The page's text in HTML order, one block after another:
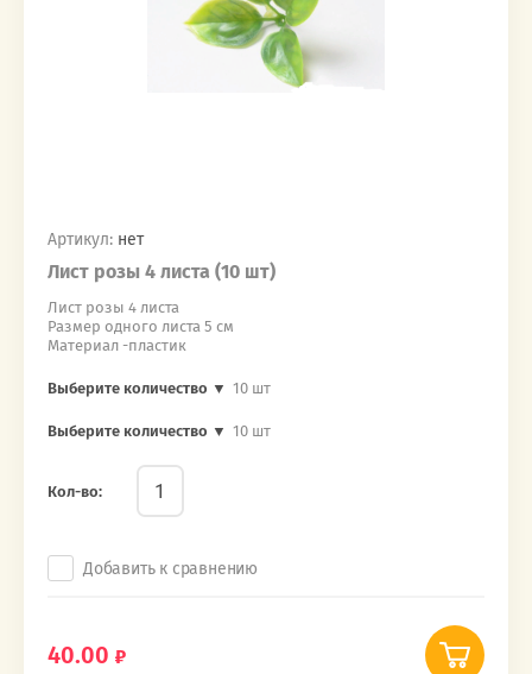
Артикул: нет
Лист розы 4 листа (10 шт)
Лист розы 4 листа
Размер одного листа 5 см
Материал -пластик
Выберите количество ▼ 10 шт
Выберите количество ▼ 10 шт
Кол-во:
Добавить к сравнению
40.00